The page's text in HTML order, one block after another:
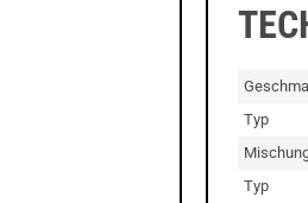
Typ
Typ